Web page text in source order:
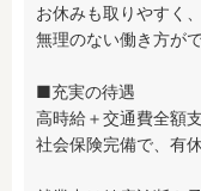
お休みも取りやすく、
無理のない働き方が
■充実の待遇
高時給＋交通費全額
社会保険完備で、有
その他施設
特徴
時間固定